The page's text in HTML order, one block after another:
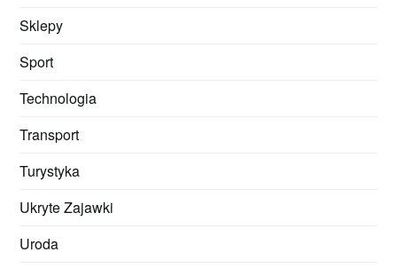
Sklepy
Sport
Technologia
Transport
Turystyka
Ukryte Zajawki
Uroda